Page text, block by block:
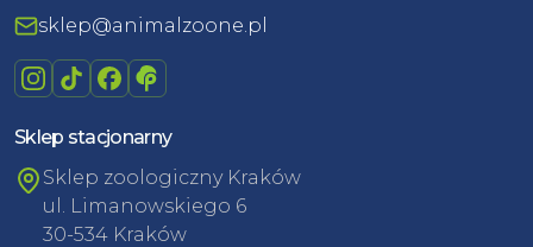
sklep@animalzoone.pl
Sklep stacjonarny
Sklep zoologiczny Kraków
ul. Limanowskiego 6
30-534 Kraków